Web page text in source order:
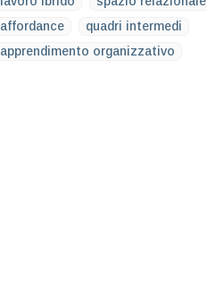
affordance
quadri intermedi
apprendimento organizzativo